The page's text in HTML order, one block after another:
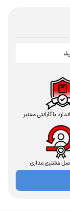
با گارانتی معتبر
مشتری مداری